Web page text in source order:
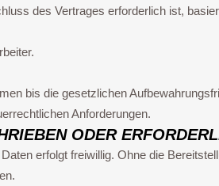
des Vertrages erforderlich ist,
bis die gesetzlichen
Anforderungen.
ODER
erfolgt freiwillig. Ohne die